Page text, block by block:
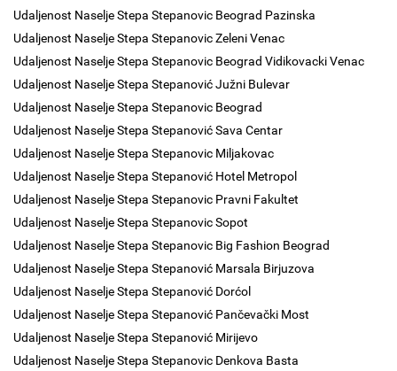
Udaljenost Naselje Stepa Stepanovic Beograd Pazinska
Udaljenost Naselje Stepa Stepanovic Zeleni Venac
Udaljenost Naselje Stepa Stepanovic Beograd Vidikovacki Venac
Udaljenost Naselje Stepa Stepanović Južni Bulevar
Udaljenost Naselje Stepa Stepanovic Beograd
Udaljenost Naselje Stepa Stepanović Sava Centar
Udaljenost Naselje Stepa Stepanovic Miljakovac
Udaljenost Naselje Stepa Stepanović Hotel Metropol
Udaljenost Naselje Stepa Stepanovic Pravni Fakultet
Udaljenost Naselje Stepa Stepanovic Sopot
Udaljenost Naselje Stepa Stepanovic Big Fashion Beograd
Udaljenost Naselje Stepa Stepanović Marsala Birjuzova
Udaljenost Naselje Stepa Stepanović Dorćol
Udaljenost Naselje Stepa Stepanović Pančevački Most
Udaljenost Naselje Stepa Stepanović Mirijevo
Udaljenost Naselje Stepa Stepanovic Denkova Basta